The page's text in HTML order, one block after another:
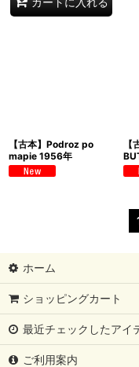
【古本】Podroz po
mapie 1956年
ホーム
ショッピングカート
最近チェックしたアイ
ご利用案内